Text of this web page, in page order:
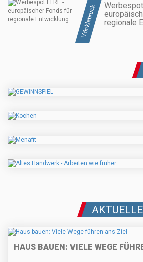
Vöcklabruck
regionale
HAUS BAUEN: VIELE WEGE